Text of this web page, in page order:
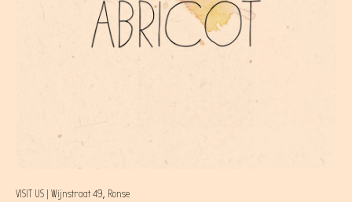
VISIT US | Wijnstraat 49, Ronse